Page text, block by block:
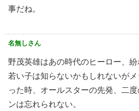
事だね。
名無しさん
野茂英雄はあの時代のヒーロー、
若い子は知らないかもしれないが
った時、オールスターの先発、二
ンは忘れられない。